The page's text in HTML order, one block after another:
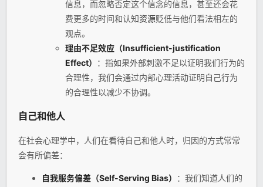
信息，而忽略否定这个信念的信息，甚至还会花
费更多的时间和认知资源贬低与他们看法相左的
观点。
理由不足效应（Insufficient-justification
Effect）
：指如果外部刺激不足以证明我们行为的
合理性，我们会通过内部心理活动证明自己行为
的合理性以减少不协调。
自己和他人
在社会心理学中，人们在看待自己和他人时，归因的方式常常
会有所偏差：
自我服务偏差（Self-Serving Bias）
：我们知道人们的